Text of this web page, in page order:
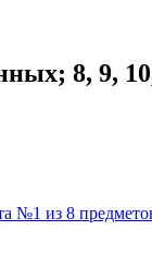
8, 9,
№1 из 8